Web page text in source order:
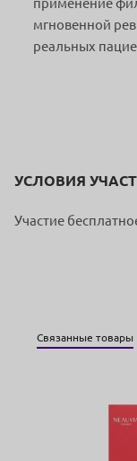
применение
мгновенной
реальных
УСЛОВИЯ
Участие
Связанные товары